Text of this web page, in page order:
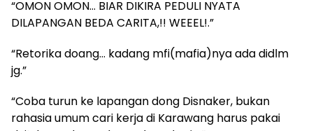
“OMON OMON… BIAR DIKIRA PEDULI NYATA
DILAPANGAN BEDA CARITA,!! WEEEL!.”
“Retorika doang… kadang mfi(mafia)nya ada didlm
jg.”
“Coba turun ke lapangan dong Disnaker, bukan
rahasia umum cari kerja di Karawang harus pakai